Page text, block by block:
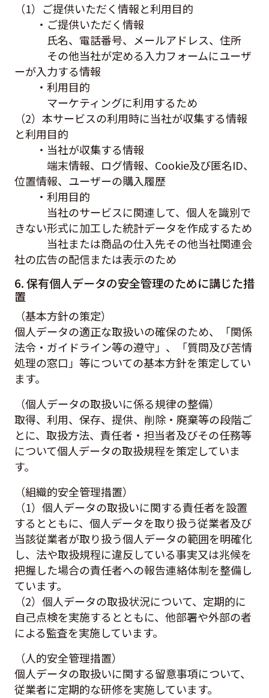
（1）ご提供いただく情報と利用目的
・ご提供いただく情報
氏名、電話番号、メールアドレス、住所
その他当社が定める入力フォームにユーザ
ーが入力する情報
・利用目的
マーケティングに利用するため
（2）本サービスの利用時に当社が収集する情報
と利用目的
・当社が収集する情報
端末情報、ログ情報、Cookie及び匿名ID、
位置情報、ユーザーの購入履歴
・利用目的
当社のサービスに関連して、個人を識別で
きない形式に加工した統計データを作成するため
当社または商品の仕入先その他当社関連会
社の広告の配信または表示のため
6. 保有個人データの安全管理のために講じた措
置
（基本方針の策定）
個人データの適正な取扱いの確保のため、「関係
法令・ガイドライン等の遵守」、「質問及び苦情
処理の窓口」等についての基本方針を策定してい
ます。
（個人データの取扱いに係る規律の整備）
取得、利用、保存、提供、削除・廃棄等の段階ご
とに、取扱方法、責任者・担当者及びその任務等
について個人データの取扱規程を策定していま
す。
（組織的安全管理措置）
（1）個人データの取扱いに関する責任者を設置
するとともに、個人データを取り扱う従業者及び
当該従業者が取り扱う個人データの範囲を明確化
し、法や取扱規程に違反している事実又は兆候を
把握した場合の責任者への報告連絡体制を整備し
ています。
（2）個人データの取扱状況について、定期的に
自己点検を実施するとともに、他部署や外部の者
による監査を実施しています。
（人的安全管理措置）
個人データの取扱いに関する留意事項について、
従業者に定期的な研修を実施しています。